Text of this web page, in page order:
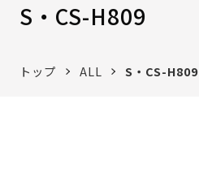
S・CS-H809
トップ ALL S・CS-H809